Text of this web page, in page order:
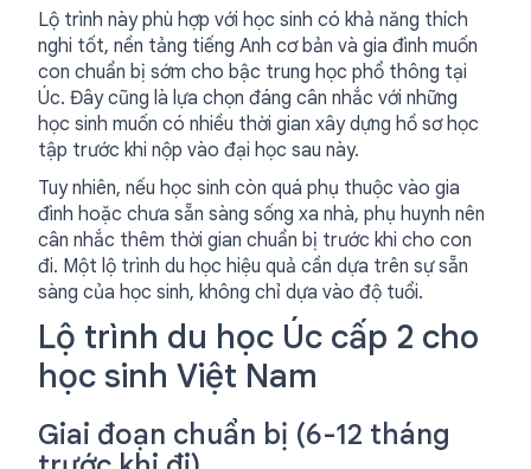
Lộ trình này phù hợp với học sinh có khả năng thích
nghi tốt, nền tảng tiếng Anh cơ bản và gia đình muốn
con chuẩn bị sớm cho bậc trung học phổ thông tại
Úc. Đây cũng là lựa chọn đáng cân nhắc với những
học sinh muốn có nhiều thời gian xây dựng hồ sơ học
tập trước khi nộp vào đại học sau này.
Tuy nhiên, nếu học sinh còn quá phụ thuộc vào gia
đình hoặc chưa sẵn sàng sống xa nhà, phụ huynh nên
cân nhắc thêm thời gian chuẩn bị trước khi cho con
đi. Một lộ trình du học hiệu quả cần dựa trên sự sẵn
sàng của học sinh, không chỉ dựa vào độ tuổi.
Lộ trình du học Úc cấp 2 cho
học sinh Việt Nam
Giai đoạn chuẩn bị (6-12 tháng